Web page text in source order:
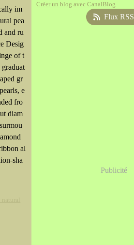
im
pea
and ru
Desig
of t
gr
e
fro
diam
al
sha
Créer un blog avec CanalBlog
Flux RSS
Publicité